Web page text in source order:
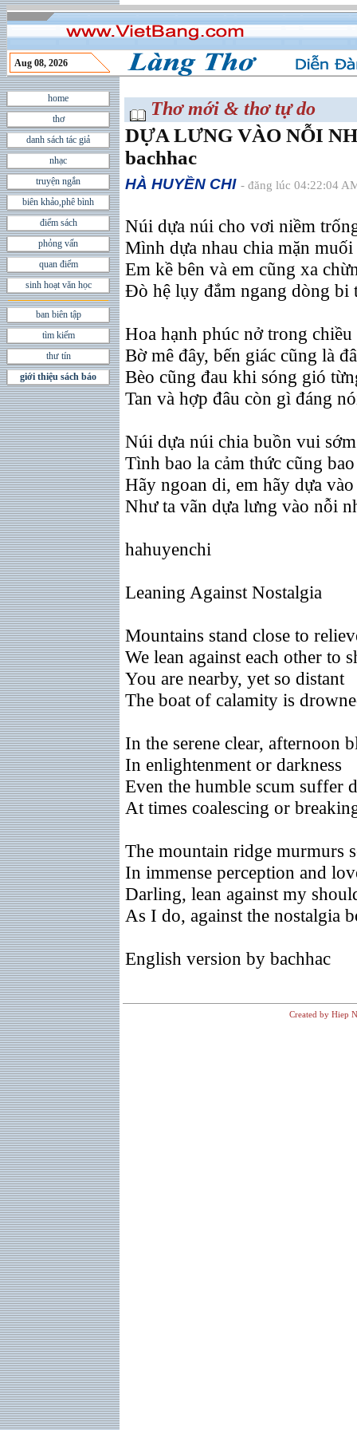
Aug 08, 2026
home
thơ
danh sách tác giả
nhạc
truyện ngắn
biên khảo,phê bình
điểm sách
phỏng vấn
quan điểm
sinh hoạt văn học
ban biên tập
tìm kiếm
thư tín
giới thiệu sách báo
Thơ mới & thơ tự do
DỰA LƯNG VÀO NỖI
bachhac
HÀ HUYỀN CHI - đăng lúc 04:22:04
Núi dựa núi cho vơi niềm
Mình dựa nhau chia mặn
Em kề bên và em cũng xa
Ðò hệ lụy đắm ngang dòng bi
Hoa hạnh phúc nở trong
Bờ mê đây, bến giác cũng là
Bèo cũng đau khi sóng gió
Tan và hợp đâu còn gì đáng
Núi dựa núi chia buồn vui
Tình bao la cảm thức cũng
Hãy ngoan di, em hãy dựa vào
Như ta vãn dựa lưng vào nỗi
hahuyenchi
Leaning Against Nostalgia
Mountains stand close to
We lean against each other to
You are nearby, yet so distant
The boat of calamity is
In the serene clear, afternoon
In enlightenment or darkness
Even the humble scum suffer
At times coalescing or
The mountain ridge murmurs
In immense perception and
Darling, lean against my
As I do, against the nostalgia
English version by bachhac
Created by Hiep